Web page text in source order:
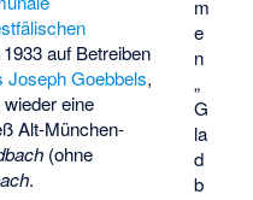
m
e
n
„
G
la
d
b
auf Betreiben
Joseph Goebbels,
eine
Alt-München-
(ohne
.